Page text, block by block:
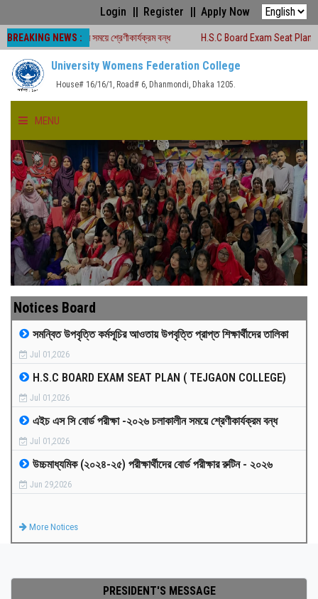
Login Register Apply Now
BREAKING NEWS :
চলাকালীন সময়ে শ্রেণীকার্যক্রম বন্ধ H.S.C Board Exam Seat Plan ( TEJGAON
University Womens Federation College
House# 16/16/1, Road# 6, Dhanmondi, Dhaka 1205.
MENU
HOME
ABOUT US
FACULTIES
ACADEMICS
GALLERY
MEDIA
PAYMENT
RESULTS
Notices Board
সমন্বিত উপবৃত্তি কর্মসূচির আওতায় উপবৃত্তি প্রাপ্ত শিক্ষার্থীদের তালিকা
Jul 01,2026
H.S.C BOARD EXAM SEAT PLAN ( TEJGAON COLLEGE)
Jul 01,2026
এইচ এস সি বোর্ড পরীক্ষা -২০২৬ চলাকালীন সময়ে শ্রেণীকার্যক্রম বন্ধ
Jul 01,2026
উচ্চমাধ্যমিক (২০২৪-২৫) পরীক্ষার্থীদের বোর্ড পরীক্ষার রুটিন - ২০২৬
Jun 29,2026
More Notices
PRESIDENT'S MESSAGE